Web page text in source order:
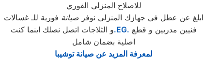
للاصلاح المنزلي الفوري
ابلغ عن عطل في جهازك المنزلي نوفر صيانة فورية للـ غسالات
و الثلاجات اتصل نصلك اينما كنت.EG.
اصلية بضمان شامل
لمعرفة المزيد عن صيانة توشيبا